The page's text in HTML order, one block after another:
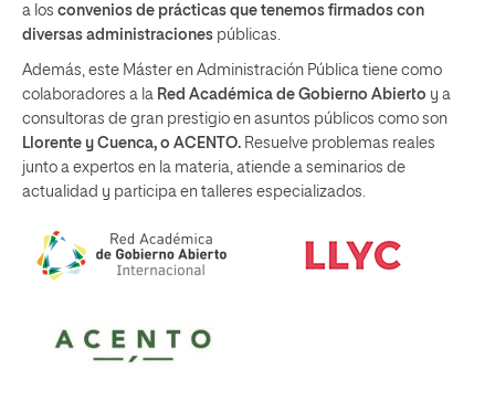
a los convenios de prácticas que tenemos firmados con
diversas administraciones públicas.
Además, este Máster en Administración Pública tiene como
colaboradores a la Red Académica de Gobierno Abierto y a
consultoras de gran prestigio en asuntos públicos como son
Llorente y Cuenca, o ACENTO. Resuelve problemas reales
junto a expertos en la materia, atiende a seminarios de
actualidad y participa en talleres especializados.